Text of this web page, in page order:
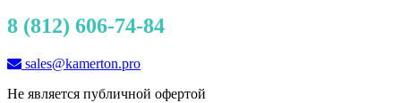
8 (812) 606-74-84
sales@kamerton.pro
Не является публичной офертой